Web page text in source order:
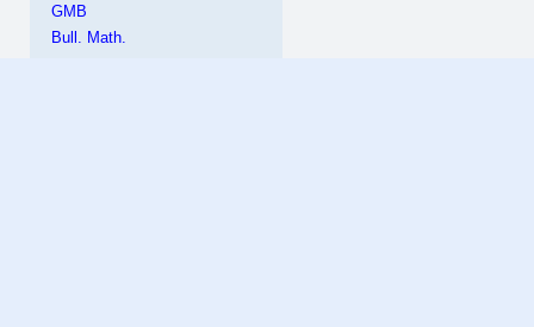
GMB
Bull. Math.